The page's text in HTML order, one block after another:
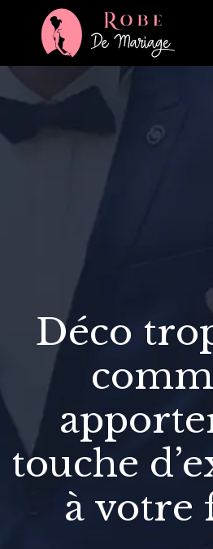
Déco
touche
à votre